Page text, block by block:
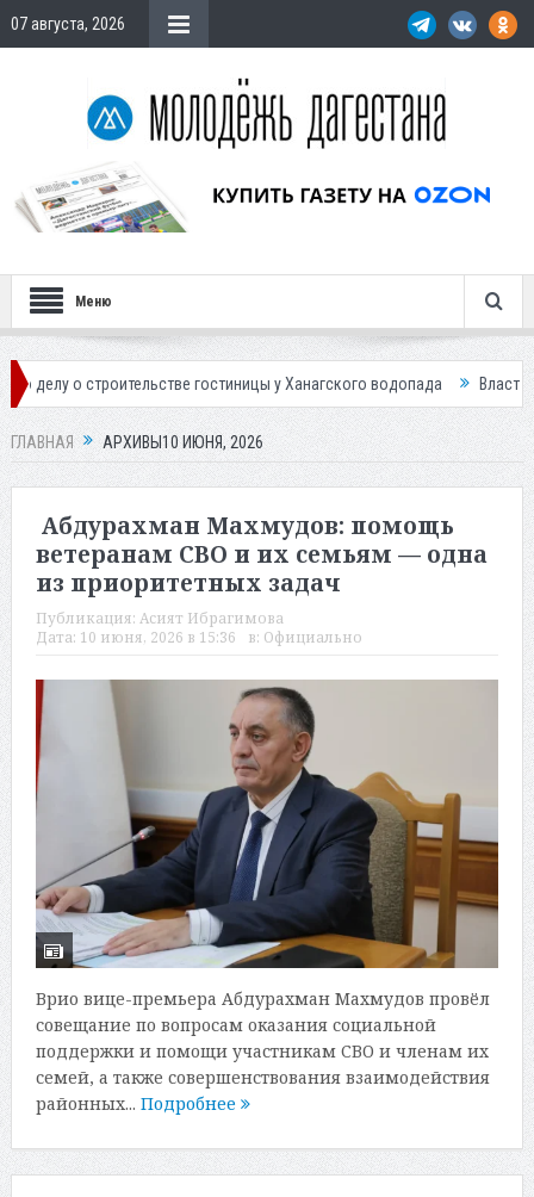
07 августа, 2026
Меню
гостиницы у Ханагского водопада Власти Махачкалы
ГЛАВНАЯ АРХИВЫ10 ИЮНЯ, 2026
Абдурахман Махмудов: помощь
ветеранам СВО и их семьям — одна
из приоритетных задач
Публикация: Асият Ибрагимова
Дата: 10 июня, 2026 в 15:36 в: Официально
Врио вице-премьера Абдурахман Махмудов провёл
совещание по вопросам оказания социальной
поддержки и помощи участникам СВО и членам их
семей, а также совершенствования взаимодействия
районных... Подробнее